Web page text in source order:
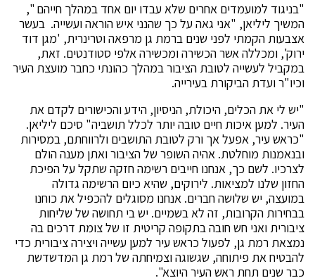
"בניגוד למועמדים אחרים שלא עבדו יום אחד במהלך חייהם ",
המשיך ליליאן, "אני גאה על כך שהנני איש הוראה ועשייה. בעשר
אצבעות הקמתי לפני שנים ברמת גן מרפאה וטרינרית, 'מגן דוד
ירוק', ומכללה אשר הכשירה ומכשירה אלפי סטודנטים. זאת,
במקביל לעשייה לטובת הציבור במהלך כהונתי כחבר מועצת העיר
וכיו"ר ועדת הביקורת בעירייה.
"יש לי את הכלים, היכולת, הניסיון, הידע והכישורים לקדם את
העיר. למען איכות חיים טובה יותר לכלל תושביה" סיכם ליליאן.
"כראש עיר, אפעל אך ורק לטובת התושבים ולרווחתם, במסירות
ובנאמנות מוחלטת. אהיה השופר של הציבור ואתן מענה הולם
לצרכיו. לשם כך, אנחנו חייבים רשימה חזקה שתקל על הפיכת
החזון שלנו למציאות. לירוקים, שהיא כיום הרשימה גדולה
במועצה, יש שלושה חברים. אנחנו מסוגלים להכפיל את כוחנו
בבחירות הקרובות, זה לא בשמיים. יש בי תחושה של שליחות
ציבורית ואני חש חובה בתקופה קריטית זו של צומת דרכים בה
נמצאת רמת גן, לפעול כראש עיר למען עשייה ויצירה ציבורית כדי
להבטיח את פיתוחה, שגשוגה וצמיחתה של רמת גן המדשדשת
כבר שנים תחת ראש העיר היוצא".